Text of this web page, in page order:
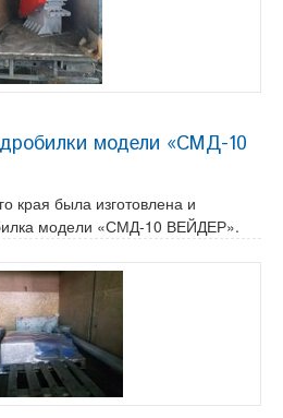
модели «СМД-10
края была изготовлена и
модели «СМД-10 ВЕЙДЕР».